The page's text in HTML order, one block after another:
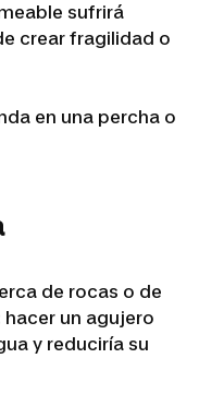
sufrirá
crear fragilidad o
en una percha o
de rocas o de
un agujero
y reduciría su